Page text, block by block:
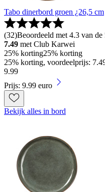
Tabo dinerbord groen ¿26,5 cm
(32)Beoordeeld met 4.3 van
7.49 met Club Karwei
25% korting25% korting
25% korting, voordeelprijs:
9.99
Prijs: 9.99 euro
Bekijk alles in bord